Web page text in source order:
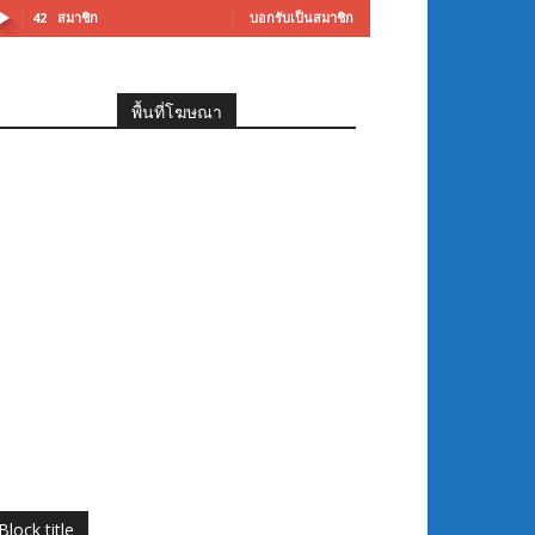
42 สมาชิก บอกรับเป็นสมาชิก
พื้นที่โฆษณา
title